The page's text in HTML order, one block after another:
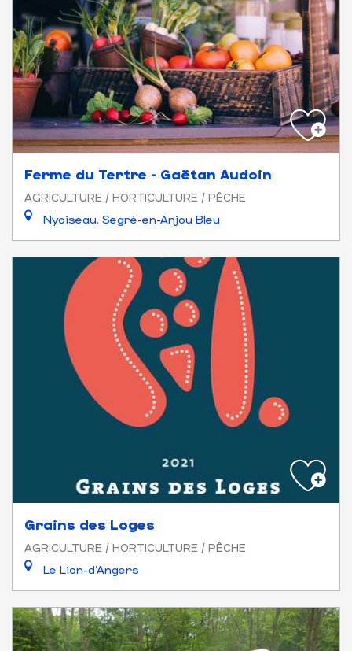
Ferme du Tertre - Gaëtan Audoin
AGRICULTURE / HORTICULTURE / PÊCHE
Nyoiseau, Segré-en-Anjou Bleu
Grains des Loges
AGRICULTURE / HORTICULTURE / PÊCHE
Le Lion-d'Angers